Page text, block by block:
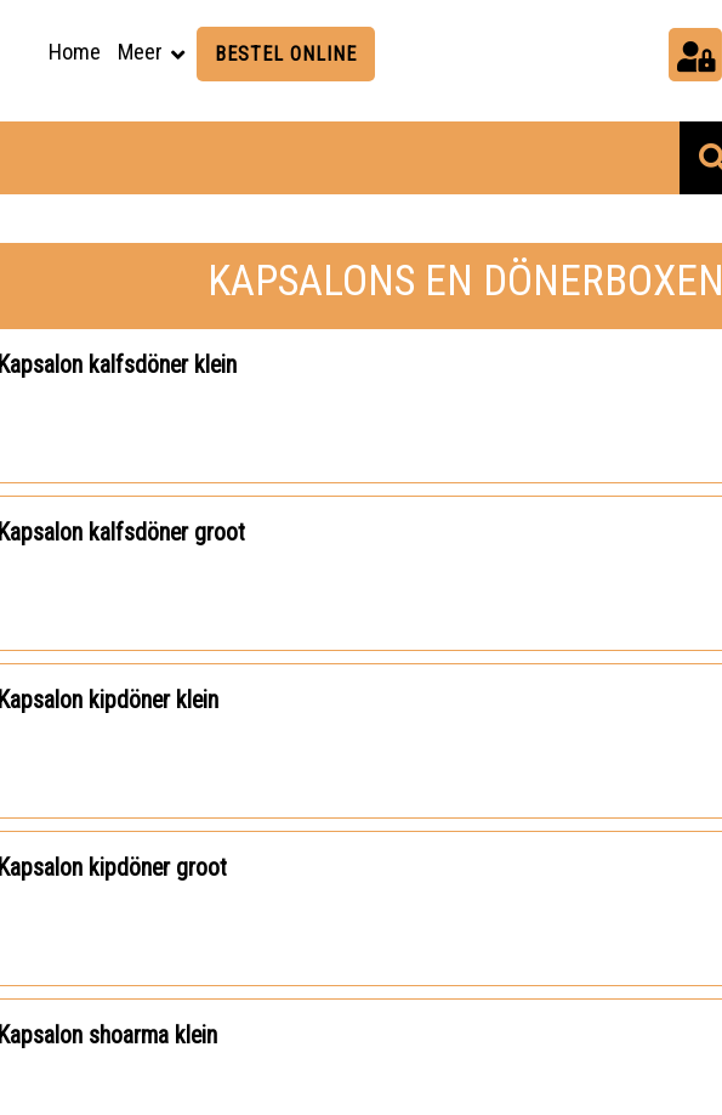
Home Meer BESTEL ONLINE
KAPSALONS EN DÖNERBOXEN
Kapsalon kalfsdöner klein
Kapsalon kalfsdöner groot
Kapsalon kipdöner klein
Kapsalon kipdöner groot
Kapsalon shoarma klein